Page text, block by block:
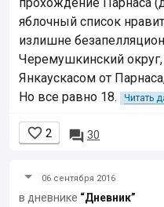
яблочный список
излишне
Черемушкинский
Янкаускасом от
Но все равно 18.
Читать
 2  30
06 сентября 2016
в дневнике “Дневник”